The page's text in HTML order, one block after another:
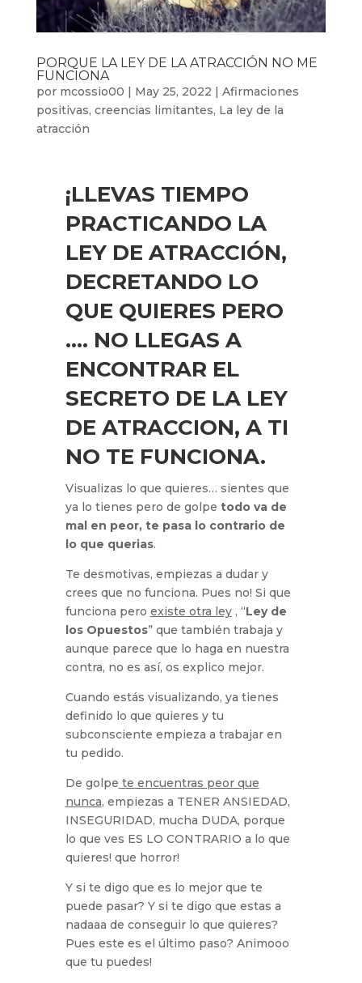
PORQUE LA LEY DE LA ATRACCIÓN NO ME
FUNCIONA
por mcossio00 | May 25, 2022 | Afirmaciones
positivas, creencias limitantes, La ley de la
atracción
¡LLEVAS TIEMPO
PRACTICANDO LA
LEY DE ATRACCIÓN,
DECRETANDO LO
QUE QUIERES PERO
…. NO LLEGAS A
ENCONTRAR EL
SECRETO DE LA LEY
DE ATRACCION, A TI
NO TE FUNCIONA.
Visualizas lo que quieres… sientes que
ya lo tienes pero de golpe todo va de
mal en peor, te pasa lo contrario de
lo que querias.
Te desmotivas, empiezas a dudar y
crees que no funciona. Pues no! Si que
funciona pero existe otra ley, “Ley de
los Opuestos” que también trabaja y
aunque parece que lo haga en nuestra
contra, no es así, os explico mejor.
Cuando estás visualizando, ya tienes
definido lo que quieres y tu
subconsciente empieza a trabajar en
tu pedido.
De golpe te encuentras peor que
nunca, empiezas a TENER ANSIEDAD,
INSEGURIDAD, mucha DUDA, porque
lo que ves ES LO CONTRARIO a lo que
quieres! que horror!
Y si te digo que es lo mejor que te
puede pasar? Y si te digo que estas a
nadaaa de conseguir lo que quieres?
Pues este es el último paso? Animooo
que tu puedes!